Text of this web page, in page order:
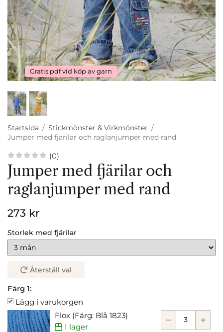
Gratis pdf vid köp av garn
Startsida / Stickmönster & Virkmönster /
Jumper med fjärilar och raglanjumper med rand
(0)
Jumper med fjärilar och
raglanjumper med rand
273 kr
Storlek med fjärilar
Återställ val
Färg 1:
Lägg i varukorgen
Flox (Färg: Blå 1823)
I lager